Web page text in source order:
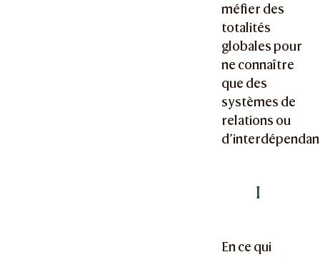
méfier des
totalités
globales pour
ne connaître
que des
systèmes de
relations ou
I
En ce qui